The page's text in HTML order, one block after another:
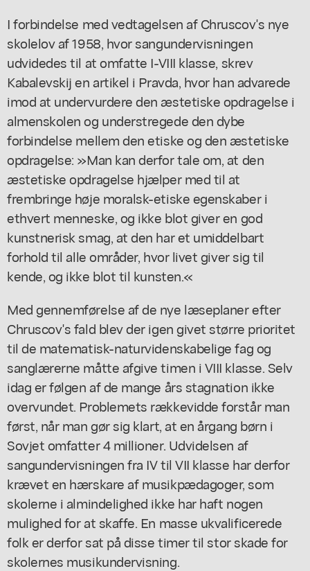
I forbindelse med vedtagelsen af Chruscov's nye
skolelov af 1958, hvor sangundervisningen
udvidedes til at omfatte I-VIII klasse, skrev
Kabalevskij en artikel i Pravda, hvor han advarede
imod at undervurdere den æstetiske opdragelse i
almenskolen og understregede den dybe
forbindelse mellem den etiske og den æstetiske
opdragelse: »Man kan derfor tale om, at den
æstetiske opdragelse hjælper med til at
frembringe høje moralsk-etiske egenskaber i
ethvert menneske, og ikke blot giver en god
kunstnerisk smag, at den har et umiddelbart
forhold til alle områder, hvor livet giver sig til
kende, og ikke blot til kunsten.«
Med gennemførelse af de nye læseplaner efter
Chruscov's fald blev der igen givet større prioritet
til de matematisk-naturvidenskabelige fag og
sanglærerne måtte afgive timen i VIII klasse. Selv
idag er følgen af de mange års stagnation ikke
overvundet. Problemets rækkevidde forstår man
først, når man gør sig klart, at en årgang børn i
Sovjet omfatter 4 millioner. Udvidelsen af
sangundervisningen fra IV til VII klasse har derfor
krævet en hærskare af musikpædagoger, som
skolerne i almindelighed ikke har haft nogen
mulighed for at skaffe. En masse ukvalificerede
folk er derfor sat på disse timer til stor skade for
skolernes musikundervisning.